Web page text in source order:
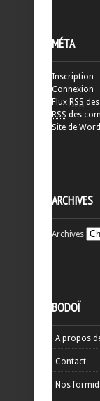
MÉTA
Inscription
Connexion
Flux RSS
RSS des
Site de
ARCHIVES
Archives
BODOÏ
A propos
Contact
Nos